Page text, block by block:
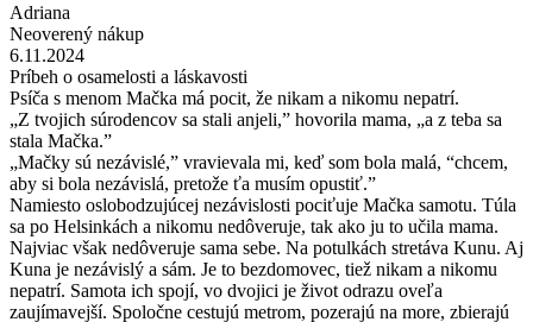
Adriana
Neoverený nákup
6.11.2024
Príbeh o osamelosti a láskavosti
Psíča s menom Mačka má pocit, že nikam a nikomu nepatrí.
„Z tvojich súrodencov sa stali anjeli,” hovorila mama, „a z teba sa
stala Mačka.”
„Mačky sú nezávislé,” vravievala mi, keď som bola malá, “chcem,
aby si bola nezávislá, pretože ťa musím opustiť.”
Namiesto oslobodzujúcej nezávislosti pociťuje Mačka samotu. Túla
sa po Helsinkách a nikomu nedôveruje, tak ako ju to učila mama.
Najviac však nedôveruje sama sebe. Na potulkách stretáva Kunu. Aj
Kuna je nezávislý a sám. Je to bezdomovec, tiež nikam a nikomu
nepatrí. Samota ich spojí, vo dvojici je život odrazu oveľa
zaujímavejší. Spoločne cestujú metrom, pozerajú na more, zbierajú